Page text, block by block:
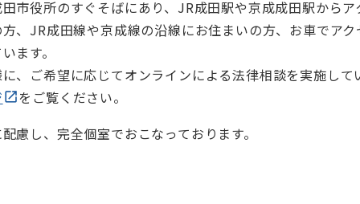
市役所のすぐそばにあり、JR成田駅や京成成田駅から
、JR成田線や京成線の沿線にお住まいの方、お車でア
ます。
、ご希望に応じてオンラインによる法律相談を実施して
をご覧ください。
慮し、完全個室でおこなっております。